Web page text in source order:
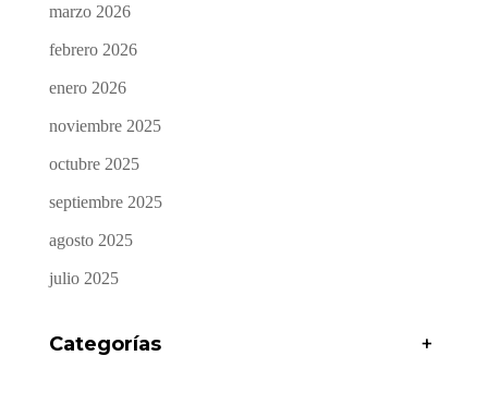
marzo 2026
febrero 2026
enero 2026
noviembre 2025
octubre 2025
septiembre 2025
agosto 2025
julio 2025
Categorías +